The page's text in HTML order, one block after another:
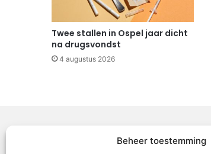
Beheer toestemming
Twee stallen in Ospel jaar dicht
na drugsvondst
4 augustus 2026